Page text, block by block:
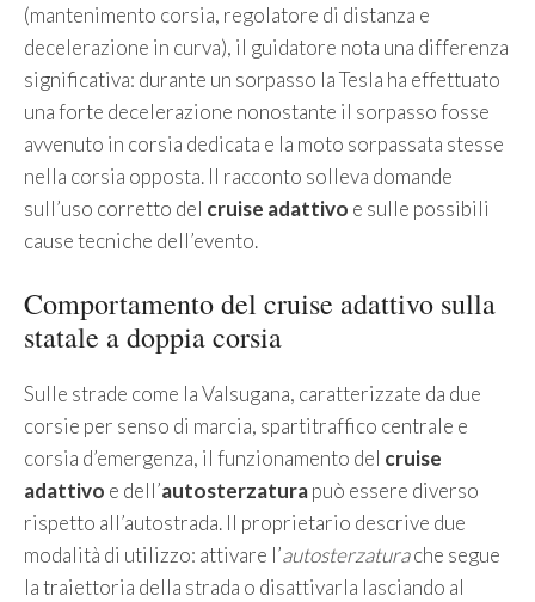
(mantenimento corsia, regolatore di distanza e
decelerazione in curva), il guidatore nota una differenza
significativa: durante un sorpasso la Tesla ha effettuato
una forte decelerazione nonostante il sorpasso fosse
avvenuto in corsia dedicata e la moto sorpassata stesse
nella corsia opposta. Il racconto solleva domande
sull’uso corretto del cruise adattivo e sulle possibili
cause tecniche dell’evento.
Comportamento del cruise adattivo sulla
statale a doppia corsia
Sulle strade come la Valsugana, caratterizzate da due
corsie per senso di marcia, spartitraffico centrale e
corsia d’emergenza, il funzionamento del cruise
adattivo e dell’autosterzaturapuò essere diverso
rispetto all’autostrada. Il proprietario descrive due
modalità di utilizzo: attivare l’autosterzaturache segue
la traiettoria della strada o disattivarla lasciando al